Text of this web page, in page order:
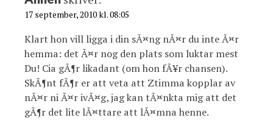
17 september, 2010 kl. 08:05
Klart hon vill ligga i din sÃ¤ng nÃ¤r du inte Ã¤r
hemma: det Ã¤r nog den plats som luktar mest
Du! Cia gÃ¶r likadant (om hon fÃ¥r chansen).
SkÃ¶nt fÃ¶r er att veta att Ztimma kopplar av
nÃ¤r ni Ã¤r ivÃ¤g, jag kan tÃ¤nkta mig att det
gÃ¶r det lite lÃ¤ttare att lÃ¤mna henne.